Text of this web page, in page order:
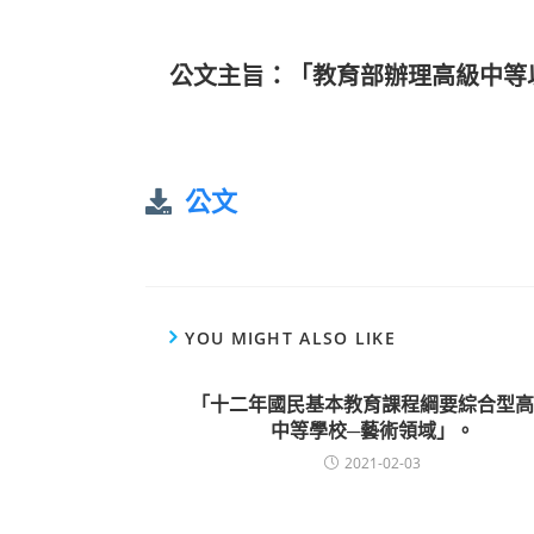
公文主旨：「教育部辦理高級中
公文
YOU MIGHT ALSO LIKE
「十二年國民基本教育課程綱要綜合型
中等學校─藝術領域」。
2021-02-03